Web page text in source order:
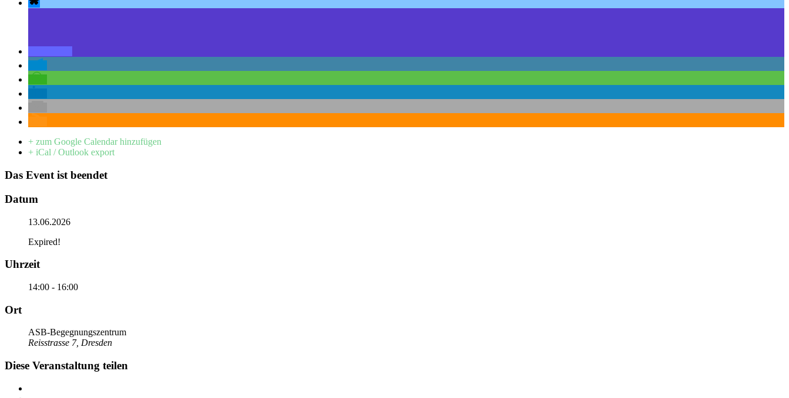
+ zum Google Calendar hinzufügen
+ iCal / Outlook export
Das Event ist beendet
Datum
13.06.2026
Expired!
Uhrzeit
14:00 - 16:00
Ort
ASB-Begegnungszentrum
Reisstrasse 7, Dresden
Diese Veranstaltung teilen